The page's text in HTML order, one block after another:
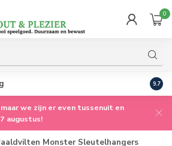
0
9.7
we zijn er even tussenuit en
augustus!
Monster Sleutelhangers